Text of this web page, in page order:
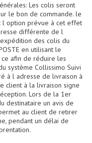
Etc...
Accessoires
Les colis seront
le bon de commande. le
l option prévue à cet effet
différente de l
des colis du
en utilisant le
ce afin de réduire les
système Collissimo Suivi
à l adresse de livraison à
client à la livraison signe
Lors de la 1er
destinataire un avis de
au client de retirer
pendant un délai de